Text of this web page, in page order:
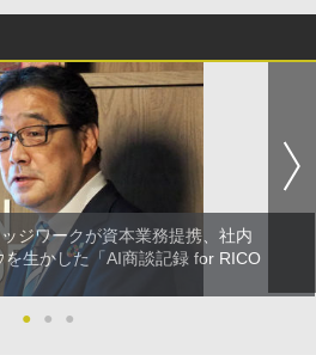
ジワークが資本業務提携、社内
生かした「AI商談記録 for RICO
●
● ●